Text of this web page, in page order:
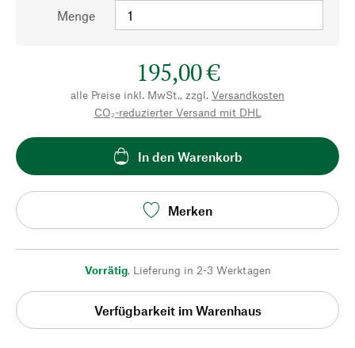
Menge
195,00 €
alle Preise inkl. MwSt., zzgl. Versandkosten
CO₂-reduzierter Versand mit DHL
In den Warenkorb
Merken
Vorrätig, Lieferung in 2-3 Werktagen
Verfügbarkeit im Warenhaus